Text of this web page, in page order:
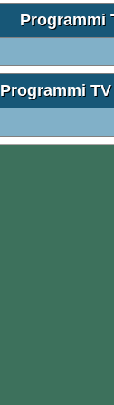
Programmi
Programmi